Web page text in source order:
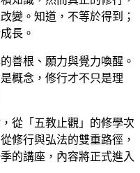
變。知道，不等於得到；
長。
善根、願力與覺力喚醒。
概念，修行才不只是理
從「五教止觀」的修學次
修行與弘法的雙重路徑，
的講座，內容將正式進入